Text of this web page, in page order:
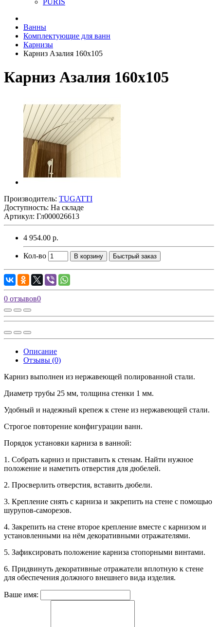
PURIS
Ванны
Комплектующие для ванн
Карнизы
Карниз Азалия 160х105
Карниз Азалия 160х105
Производитель: TUGATTI
Доступность: На складе
Артикул: Гл000026613
4 954.00 р.
Кол-во В корзину Быстрый заказ
0 отзывов0
Описание
Отзывы (0)
Карниз выполнен из нержавеющей полированной стали.
Диаметр трубы 25 мм, толщина стенки 1 мм.
Удобный и надежный крепеж к стене из нержавеющей стали.
Строгое повторение конфигурации ванн.
Порядок установки карниза в ванной:
1. Собрать карниз и приставить к стенам. Найти нужное
положение и наметить отверстия для дюбелей.
2. Просверлить отверстия, вставить дюбели.
3. Крепление снять с карниза и закрепить на стене с помощью
шурупов-саморезов.
4. Закрепить на стене второе крепление вместе с карнизом и
установленными на нём декоративными отражателями.
5. Зафиксировать положение карниза стопорными винтами.
6. Придвинуть декоративные отражатели вплотную к стене
для обеспечения должного внешнего вида изделия.
Ваше имя: